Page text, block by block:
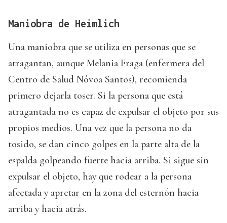
Maniobra de Heimlich
Una maniobra que se utiliza en personas que se
atragantan, aunque Melania Fraga (enfermera del
Centro de Salud Nóvoa Santos), recomienda
primero dejarla toser. Si la persona que está
atragantada no es capaz de expulsar el objeto por sus
propios medios. Una vez que la persona no da
tosido, se dan cinco golpes en la parte alta de la
espalda golpeando fuerte hacia arriba. Si sigue sin
expulsar el objeto, hay que rodear a la persona
afectada y apretar en la zona del esternón hacia
arriba y hacia atrás.